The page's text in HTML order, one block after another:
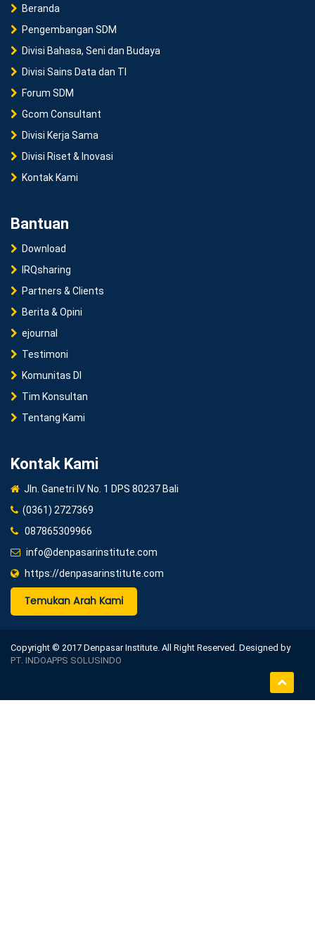
Beranda
Pengembangan SDM
Divisi Bahasa, Seni dan Budaya
Divisi Sains Data dan TI
Forum SDM
Gcom Consultant
Divisi Kerja Sama
Divisi Riset & Inovasi
Kontak Kami
Bantuan
Download
IRQsharing
Partners & Clients
Berita & Opini
ejournal
Testimoni
Komunitas DI
Tim Konsultan
Tentang Kami
Kontak Kami
Jln. Ganetri IV No. 1 DPS 80237 Bali
(0361) 2727369
087865309966
info@denpasarinstitute.com
https://denpasarinstitute.com
Temukan Arah Kami
Copyright © 2017 Denpasar Institute. All Right Reserved. Designed by
PT. INDOAPPS SOLUSINDO